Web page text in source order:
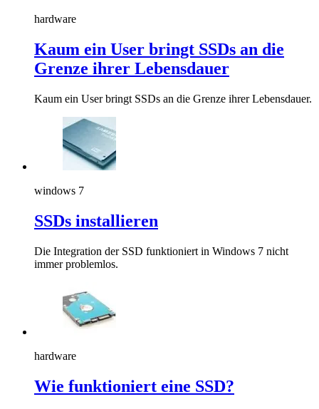
hardware
Kaum ein User bringt SSDs an die
Grenze ihrer Lebensdauer
Kaum ein User bringt SSDs an die Grenze ihrer Lebensdauer.
windows 7
SSDs installieren
Die Integration der SSD funktioniert in Windows 7 nicht
immer problemlos.
hardware
Wie funktioniert eine SSD?